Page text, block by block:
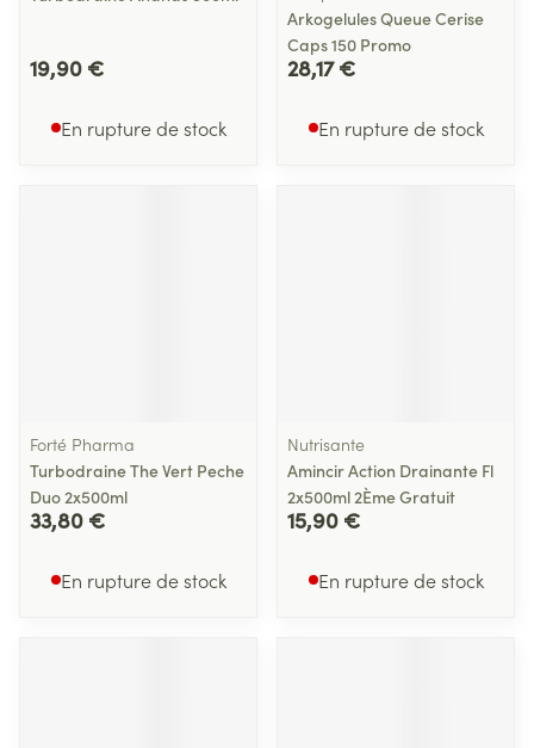
19,90 €
En rupture de stock
Arkogelules Queue Cerise
Caps 150 Promo
28,17 €
En rupture de stock
Forté Pharma
Turbodraine The Vert Peche
Duo 2x500ml
33,80 €
En rupture de stock
Nutrisante
Amincir Action Drainante Fl
2x500ml 2Ème Gratuit
15,90 €
En rupture de stock